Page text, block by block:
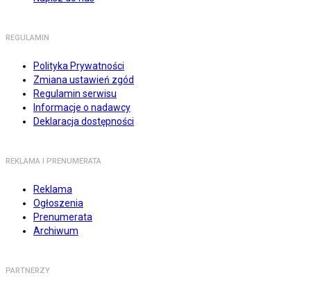
REGULAMIN
Polityka Prywatności
Zmiana ustawień zgód
Regulamin serwisu
Informacje o nadawcy
Deklaracja dostępności
REKLAMA I PRENUMERATA
Reklama
Ogłoszenia
Prenumerata
Archiwum
PARTNERZY